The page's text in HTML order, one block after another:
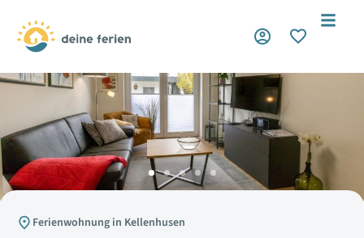
Ferienwohnung in Kellenhusen